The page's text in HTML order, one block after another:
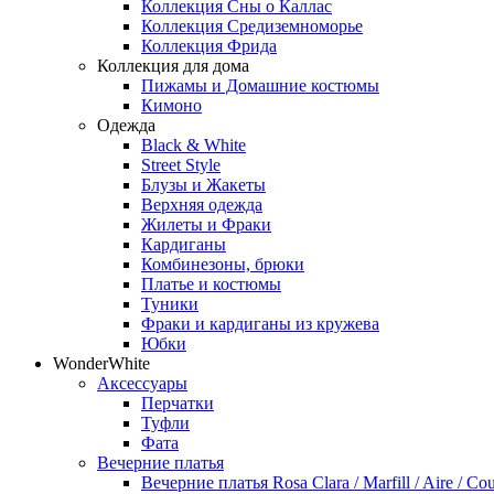
Коллекция Сны о Каллас
Коллекция Средиземноморье
Коллекция Фрида
Коллекция для дома
Пижамы и Домашние костюмы
Кимоно
Одежда
Black & White
Street Style
Блузы и Жакеты
Верхняя одежда
Жилеты и Фраки
Кардиганы
Комбинезоны, брюки
Платье и костюмы
Туники
Фраки и кардиганы из кружева
Юбки
WonderWhite
Аксессуары
Перчатки
Туфли
Фата
Вечерние платья
Вечерние платья Rosa Clara / Marfill / Aire /